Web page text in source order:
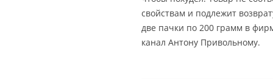
свойствам и подлежит
две пачки по 200 грамм в
канал Антону Привольному.